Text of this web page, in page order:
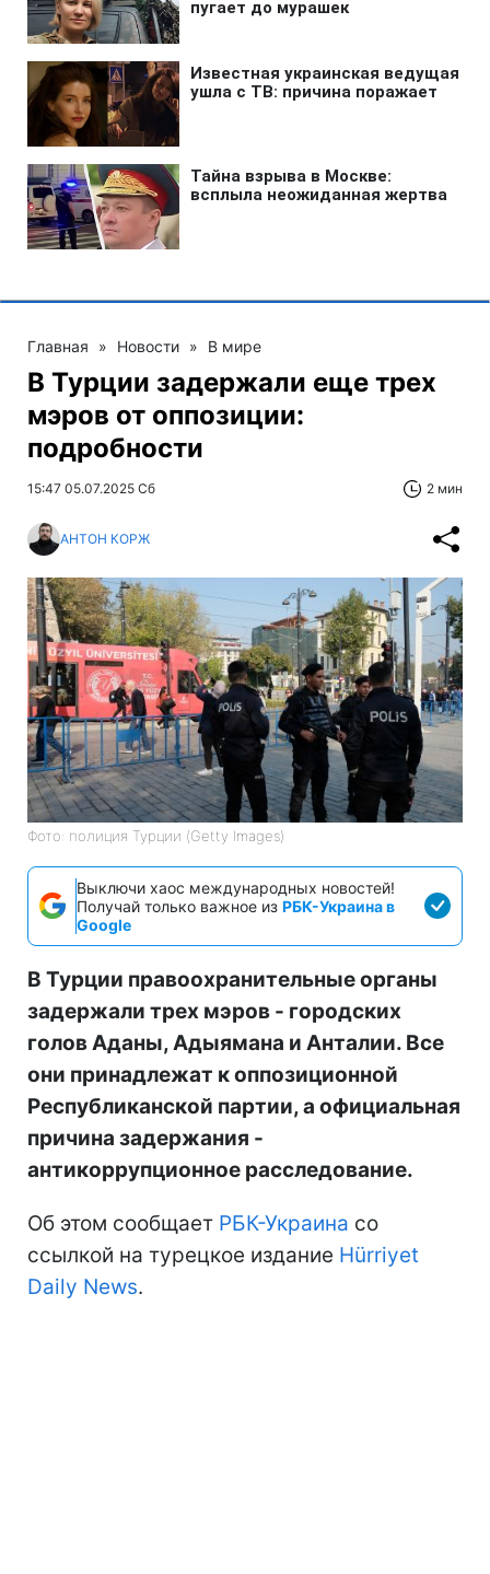
Главная » Новости » В мире
В Турции задержали еще трех
мэров от оппозиции:
подробности
15:47 05.07.2025 Сб 2 мин
АНТОН КОРЖ
Фото: полиция Турции (Getty Images)
Выключи хаос международных новостей!
Получай только важное из РБК-Украина в
Google
В Турции правоохранительные органы
задержали трех мэров - городских
голов Аданы, Адыямана и Анталии. Все
они принадлежат к оппозиционной
Республиканской партии, а официальная
причина задержания -
антикоррупционное расследование.
Об этом сообщает РБК-Украина со
ссылкой на турецкое издание Hürriyet
Daily News.